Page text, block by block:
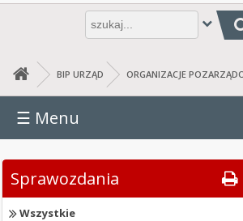
Jesteś tutaj: Sprawozdania
BIP URZĄD ORGANIZACJE
Wpisz
frazę
do
☰ Menu
RADA
GMINY
BUDŻET
GMINY
RAPORT
O
STANIE
Sprawozdania
Wszystkie